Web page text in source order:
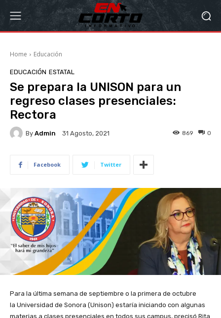
Home Educación
EDUCACIÓN ESTATAL
Se prepara la UNISON para un
regreso clases presenciales:
Rectora
By Admin 31 Agosto, 2021 0
869
Facebook Twitter
Para la última semana de septiembre o la primera de octubre
la Universidad de Sonora (Unison) estaría iniciando con algunas
materias a clases presenciales en todos sus campus, precisó Rita